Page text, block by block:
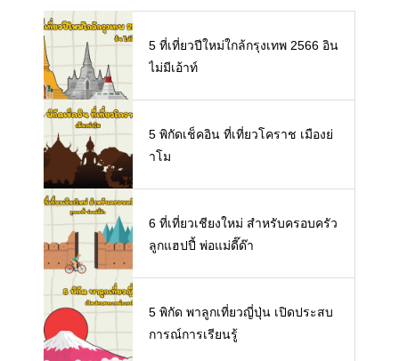
5 ที่เที่ยวปีใหม่ใกล้กรุงเทพ 2566 อิน
ไม่มีเอ้าท์
5 พิกัดเช็คอิน ที่เที่ยวโคราช เมืองย่
าโม
6 ที่เที่ยวเชียงใหม่ สำหรับครอบครัว
ลูกแฮปปี้ พ่อแม่ดี๊ด๊า
5 พิกัด พาลูกเที่ยวญี่ปุ่น เปิดประสบ
การณ์การเรียนรู้